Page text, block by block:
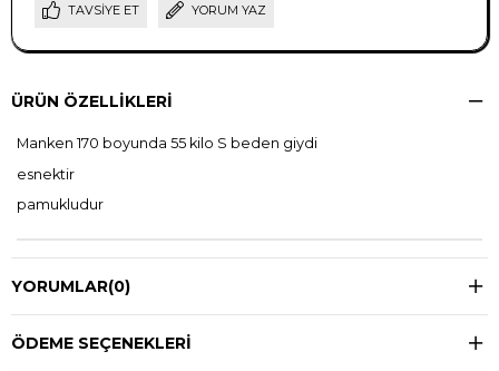
TAVSIYE ET YORUM YAZ
ÜRÜN ÖZELLIKLERI
Manken 170 boyunda 55 kilo S beden giydi
esnektir
pamukludur
YORUMLAR(0)
ÖDEME SEÇENEKLERI